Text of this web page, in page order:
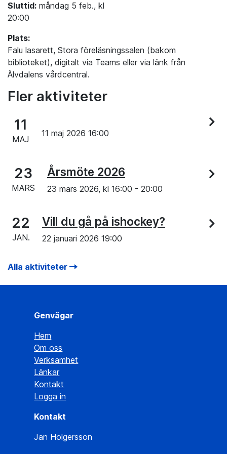
Sluttid: måndag 5 feb., kl
20:00
Plats:
Falu lasarett, Stora föreläsningssalen (bakom
biblioteket), digitalt via Teams eller via länk från
Älvdalens vårdcentral.
Fler aktiviteter
11
MAJ
11 maj 2026 16:00
23
MARS
Årsmöte 2026
23 mars 2026, kl 16:00 - 20:00
22
JAN.
Vill du gå på ishockey?
22 januari 2026 19:00
Alla aktiviteter
Genvägar
Hem
Om oss
Verksamhet
Länkar
Kontakt
Logga in
Kontakt
Jan Holgersson